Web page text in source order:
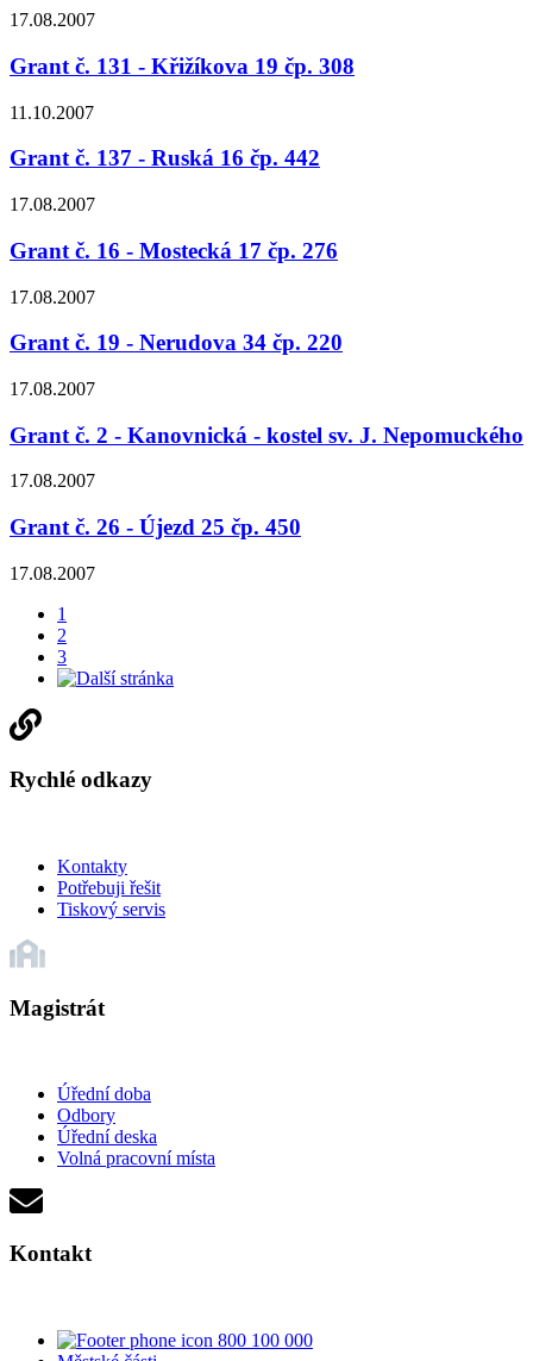
17.08.2007
Grant č. 131 - Křižíkova 19 čp. 308
11.10.2007
Grant č. 137 - Ruská 16 čp. 442
17.08.2007
Grant č. 16 - Mostecká 17 čp. 276
17.08.2007
Grant č. 19 - Nerudova 34 čp. 220
17.08.2007
Grant č. 2 - Kanovnická - kostel sv. J. Nepomuckého
17.08.2007
Grant č. 26 - Újezd 25 čp. 450
17.08.2007
1
2
3
Rychlé odkazy
Kontakty
Potřebuji řešit
Tiskový servis
Magistrát
Úřední doba
Odbory
Úřední deska
Volná pracovní místa
Kontakt
800 100 000